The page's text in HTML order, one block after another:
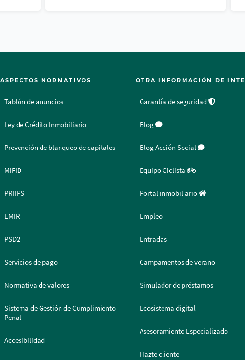
ASPECTOS NORMATIVOS
Tablón de anuncios
Ley de Crédito Inmobiliario
Prevención de blanqueo de capitales
MiFID
PRIIPS
EMIR
PSD2
Servicios de pago
Normativa de valores
Sistema de Gestión de Cumplimiento
Penal
Accesibilidad
OTRA INFORMACIÓN DE
Garantía de seguridad
Blog
Blog Acción Social
Equipo Ciclista
Portal inmobiliario
Empleo
Entradas
Campamentos de verano
Simulador de préstamos
Ecosistema digital
Asesoramiento Especializado
Hazte cliente